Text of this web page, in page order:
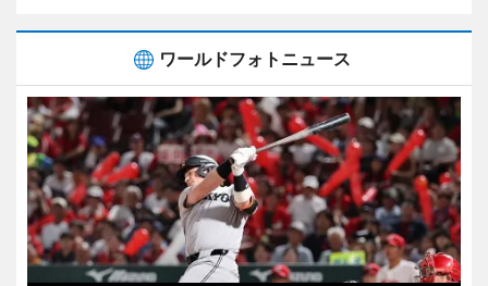
ワールドフォトニュース